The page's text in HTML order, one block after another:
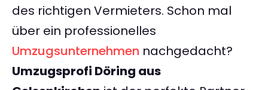
des richtigen Vermieters. Schon mal
über ein professionelles
Umzugsunternehmen nachgedacht?
Umzugsprofi Döring aus